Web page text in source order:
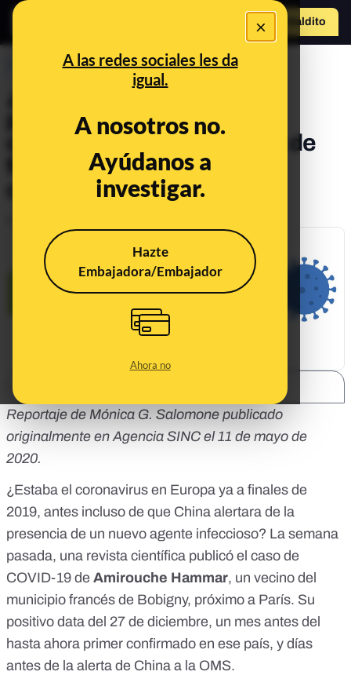
×
A las redes sociales les da
igual.
A nosotros no.
Ayúdanos a
investigar.
Hazte
Embajadora/Embajador
Ahora no
Hazte Maldito
PREBUNKING
¿Qué sabemos sobre la
posibilidad de que el virus
circulara por España antes de
febrero? Los genetistas lo
consideran "improbable"
Reportaje de Mónica G. Salomone publicado
originalmente en Agencia SINC el 11 de mayo de
2020.
¿Estaba el coronavirus en Europa ya a finales de
2019, antes incluso de que China alertara de la
presencia de un nuevo agente infeccioso? La semana
pasada, una revista científica publicó el caso de
COVID-19 de Amirouche Hammar, un vecino del
municipio francés de Bobigny, próximo a París. Su
positivo data del 27 de diciembre, un mes antes del
hasta ahora primer confirmado en ese país, y días
antes de la alerta de China a la OMS.